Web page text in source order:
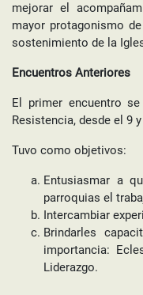
mejorar el
mayor protagonismo
sostenimiento de la
Encuentros Anteriores
El primer encuentro
Resistencia, desde el 9
Tuvo como objetivos:
Entusiasmar a
parroquias el
Intercambiar
Brindarles
importancia:
Liderazgo.